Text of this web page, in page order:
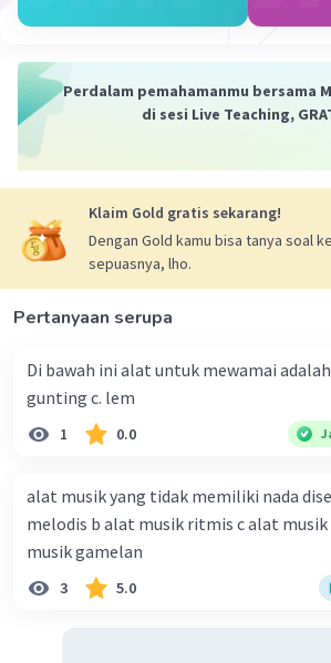
Perdalam pemahamanmu bersama
di sesi Live Teaching,
Klaim Gold gratis sekarang!
Dengan Gold kamu bisa tanya soal
sepuasnya, lho.
Pertanyaan serupa
Di bawah ini alat untuk mewamai
gunting c. lem
1 0.0
alat musik yang tidak memiliki nada
melodis b alat musik ritmis c alat
musik gamelan
3 5.0